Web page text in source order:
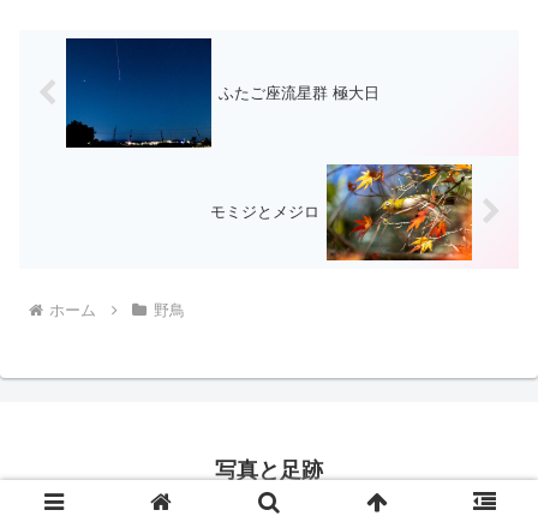
ふたご座流星群 極大日
モミジとメジロ
ホーム 野鳥
写真と足跡
© 2016 写真と足跡.